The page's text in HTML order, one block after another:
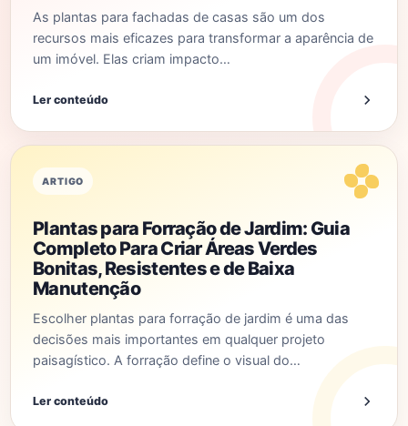
As plantas para fachadas de casas são um dos
recursos mais eficazes para transformar a aparência de
um imóvel. Elas criam impacto…
Ler conteúdo
ARTIGO
Plantas para Forração de Jardim: Guia
Completo Para Criar Áreas Verdes
Bonitas, Resistentes e de Baixa
Manutenção
Escolher plantas para forração de jardim é uma das
decisões mais importantes em qualquer projeto
paisagístico. A forração define o visual do…
Ler conteúdo